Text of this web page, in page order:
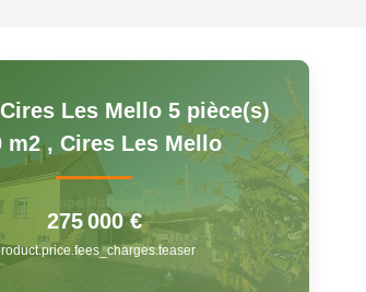
Les Mello 5 pièce(s)
m2, Cires Les Mello
275 000 €